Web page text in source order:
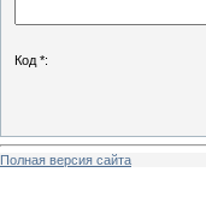
Код *:
Полная версия сайта